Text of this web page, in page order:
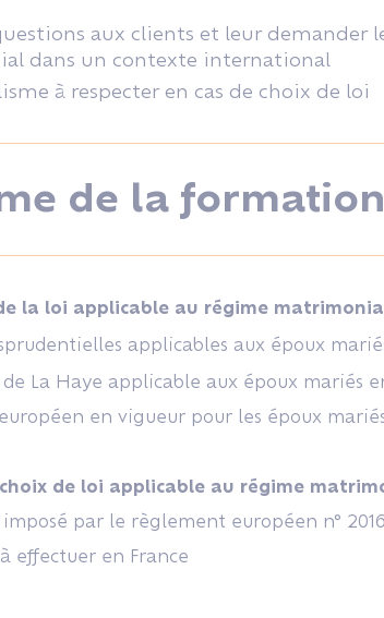
aux clients et leur demander
dans un contexte international
à respecter en cas de choix de loi
de la formation
la loi applicable au régime
applicables aux époux
La Haye applicable aux époux mariés
en vigueur pour les époux
de loi applicable au régime
par le règlement européen n°
effectuer en France